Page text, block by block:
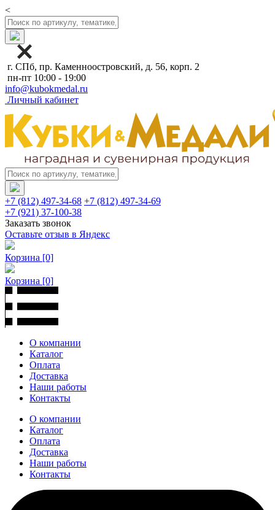
<
г. СПб, пр. Каменноостровский, д. 56, корп. 2
пн-пт 10:00 - 19:00
info@kubokmedal.ru
Личный кабинет
+7 (812) 497-34-68 +7 (812) 497-34-69
+7 (921) 37-100-38
Заказать звонок
Оставьте отзыв в Яндекс
Корзина [0]
Корзина [0]
О компании
Каталог
Оплата
Доставка
Наши работы
Контакты
О компании
Каталог
Оплата
Доставка
Наши работы
Контакты